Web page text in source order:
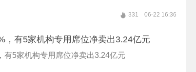
331 06-22 16:36
，有5家机构专用席位净卖出3.24亿元
有5家机构专用席位净卖出3.24亿元